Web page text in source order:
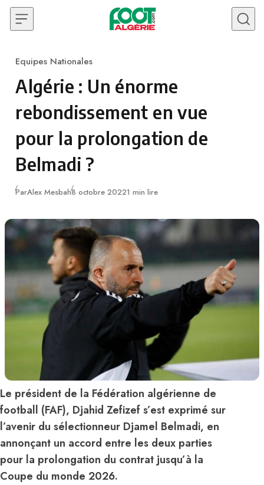
Skip to content
Category
Equipes Nationales
Algérie : Un énorme
rebondissement en vue
pour la prolongation de
Belmadi ?
ParAlex MesbahPublié
8 octobre 20221 min lire
Le président de la Fédération algérienne de
football (FAF), Djahid Zefizef s’est exprimé sur
l’avenir du sélectionneur Djamel Belmadi, en
annonçant un accord entre les deux parties
pour la prolongation du contrat jusqu’à la
Coupe du monde 2026.